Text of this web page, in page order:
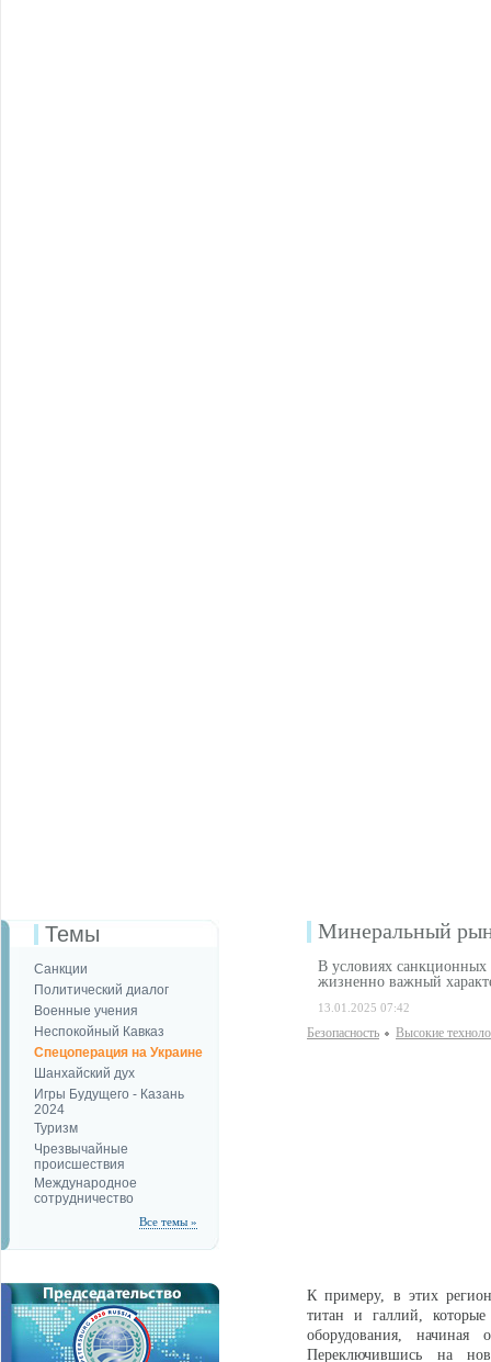
Темы
Санкции
Политический диалог
Военные учения
Неспокойный Кавказ
Спецоперация на Украине
Шанхайский дух
Игры Будущего - Казань
2024
Туризм
Чрезвычайные
происшествия
Международное
сотрудничество
Все темы »
Минеральный
В условиях санкционных
жизненно важный
13.01.2025 07:42
Безопаcность Высокие
К примеру, в этих
титан и галлий,
оборудования, начиная
Переключившись на